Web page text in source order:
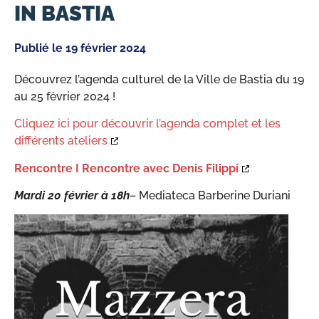
IN BASTIA
Publié le 19 février 2024
Découvrez l’agenda culturel de la Ville de Bastia du 19
au 25 février 2024 !
Cliquez ici pour découvrir l’agenda complet et les
différents ateliers
Rencontre I Rencontre avec Denis Filippi
Mardi 20 février à 18h– Mediateca Barberine Duriani